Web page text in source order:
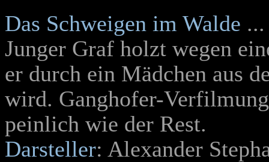
Das Schweigen im Walde
Junger Graf holzt wegen
er durch ein Mädchen aus
wird. Ganghofer-
peinlich wie der Rest.
Darsteller: Alexander